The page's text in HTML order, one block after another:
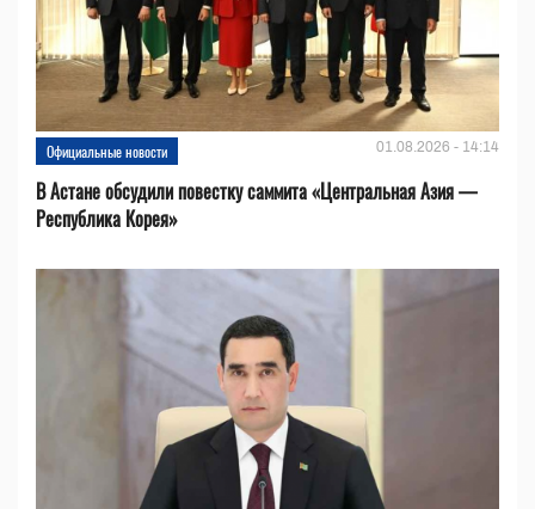
Официальные новости 01.08.2026 - 14:14
В Астане обсудили повестку саммита «Центральная Азия —
Республика Корея»